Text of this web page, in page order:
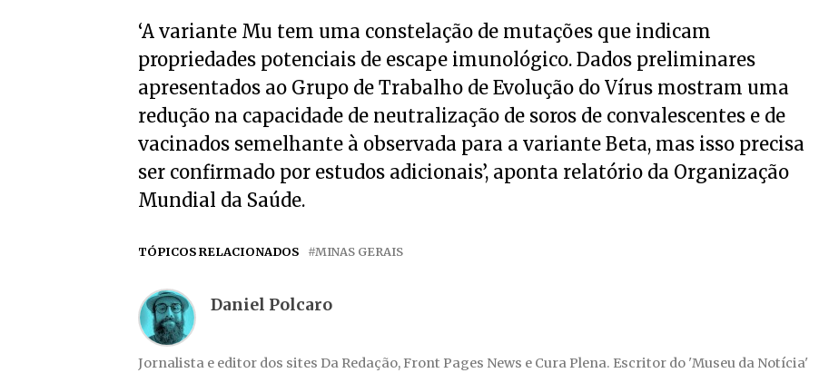
‘A variante Mu tem uma constelação de mutações que indicam
propriedades potenciais de escape imunológico. Dados preliminares
apresentados ao Grupo de Trabalho de Evolução do Vírus mostram uma
redução na capacidade de neutralização de soros de convalescentes e de
vacinados semelhante à observada para a variante Beta, mas isso precisa
ser confirmado por estudos adicionais’, aponta relatório da Organização
Mundial da Saúde.
TÓPICOS RELACIONADOS MINAS GERAIS
Daniel Polcaro
Jornalista e editor dos sites Da Redação, Front Pages News e Cura Plena. Escritor do 'Museu da Notícia'